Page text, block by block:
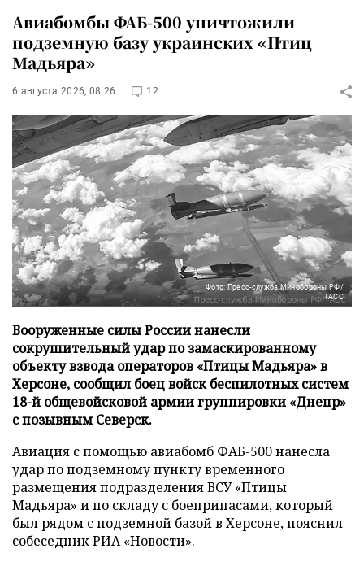
Авиабомбы ФАБ-500 уничтожили
подземную базу украинских «Птиц
Мадьяра»
6 августа 2026, 08:26 12
Фото: Пресс-служба Минобороны РФ/
ТАСС
Вооруженные силы России нанесли
сокрушительный удар по замаскированному
объекту взвода операторов «Птицы Мадьяра» в
Херсоне, сообщил боец войск беспилотных систем
18-й общевойсковой армии группировки «Днепр»
с позывным Северск.
Авиация с помощью авиабомб ФАБ-500 нанесла
удар по подземному пункту временного
размещения подразделения ВСУ «Птицы
Мадьяра» и по складу с боеприпасами, который
был рядом с подземной базой в Херсоне, пояснил
собеседникРИА «Новости».